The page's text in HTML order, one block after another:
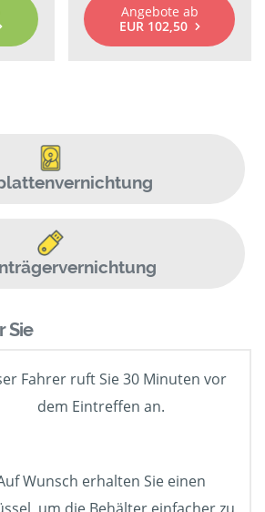
Angebote ab
EUR 102,50
Sie
Fahrer ruft Sie 30 Minuten vor
dem Eintreffen an.
Wunsch erhalten Sie einen